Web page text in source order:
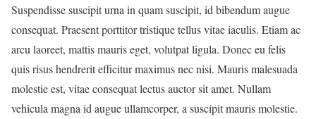
Suspendisse suscipit urna in quam suscipit, id bibendum augue
consequat. Praesent porttitor tristique tellus vitae iaculis. Etiam ac
arcu laoreet, mattis mauris eget, volutpat ligula. Donec eu felis
quis risus hendrerit efficitur maximus nec nisi. Mauris malesuada
molestie est, vitae consequat lectus auctor sit amet. Nullam
vehicula magna id augue ullamcorper, a suscipit mauris molestie.